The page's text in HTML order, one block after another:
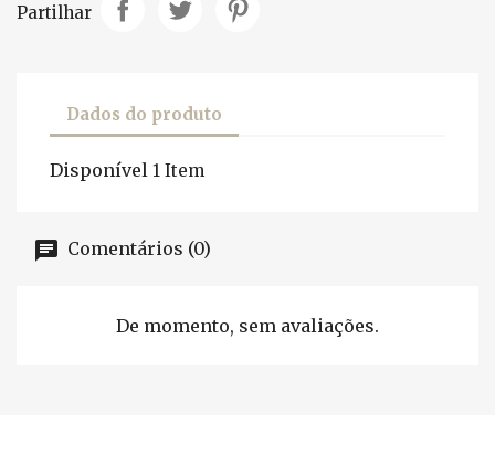
Partilhar
Dados do produto
Disponível 1 Item
Comentários (0)
De momento, sem avaliações.